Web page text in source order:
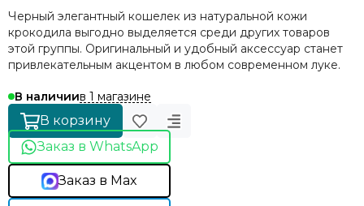
Черный элегантный кошелек из натуральной кожи
крокодила выгодно выделяется среди других товаров
этой группы. Оригинальный и удобный аксессуар станет
привлекательным акцентом в любом современном луке.
В наличиив 1 магазине
В корзину
Заказ в WhatsApp
Заказ в Max